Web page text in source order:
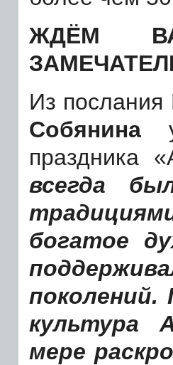
ЖДЁМ
Из
Собянина
праздника
всегда
богатое
культура
мере